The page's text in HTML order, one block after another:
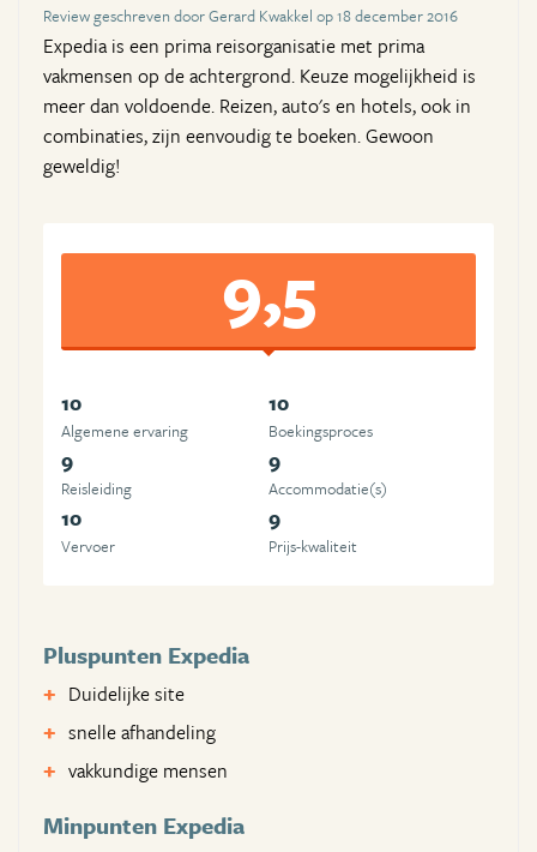
Review geschreven door Gerard Kwakkel op 18 december 2016
Expedia is een prima reisorganisatie met prima
vakmensen op de achtergrond. Keuze mogelijkheid is
meer dan voldoende. Reizen, auto's en hotels, ook in
combinaties, zijn eenvoudig te boeken. Gewoon
geweldig!
9,5
10
Algemene ervaring
10
Boekingsproces
9
Reisleiding
9
Accommodatie(s)
10
Vervoer
9
Prijs-kwaliteit
Pluspunten Expedia
Duidelijke site
snelle afhandeling
vakkundige mensen
Minpunten Expedia